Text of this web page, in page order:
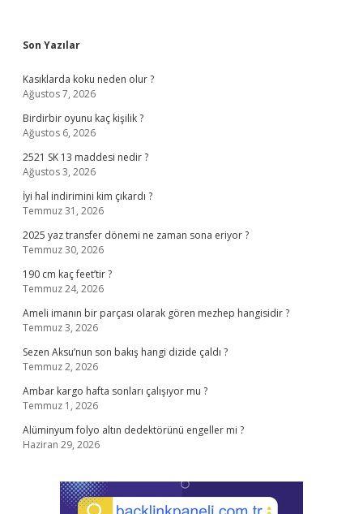
Sidebar
Son Yazılar
Kasıklarda koku neden olur ?
Ağustos 7, 2026
Birdirbir oyunu kaç kişilik ?
Ağustos 6, 2026
2521 SK 13 maddesi nedir ?
Ağustos 3, 2026
İyi hal indirimini kim çıkardı ?
Temmuz 31, 2026
2025 yaz transfer dönemi ne zaman sona eriyor ?
Temmuz 30, 2026
190 cm kaç feet’tir ?
Temmuz 24, 2026
Ameli imanın bir parçası olarak gören mezhep hangisidir ?
Temmuz 3, 2026
Sezen Aksu’nun son bakış hangi dizide çaldı ?
Temmuz 2, 2026
Ambar kargo hafta sonları çalışıyor mu ?
Temmuz 1, 2026
Alüminyum folyo altın dedektörünü engeller mi ?
Haziran 29, 2026